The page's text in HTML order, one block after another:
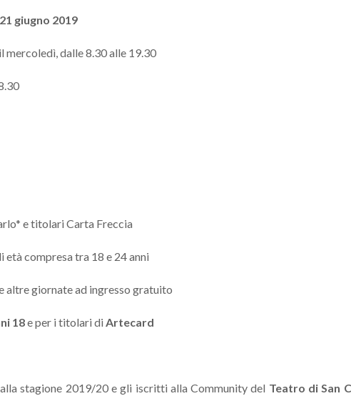
21 giugno 2019
dalle 8.30 alle 19.30
e titolari Carta Freccia
compresa tra 18 e 24 anni
altre giornate ad ingresso gratuito
18e per i titolari di Artecard
stagione 2019/20 e gli iscritti alla Community del Teatro di San